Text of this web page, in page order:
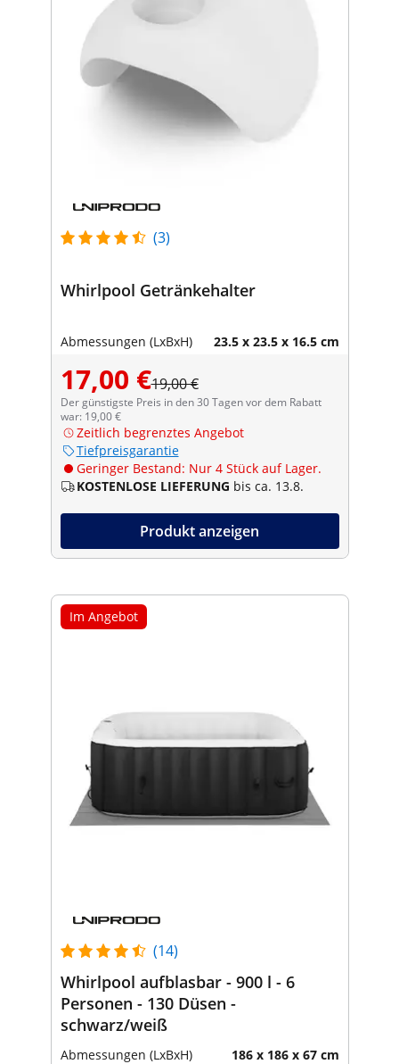
(3)
Whirlpool Getränkehalter
Abmessungen (LxBxH) 23.5 x 23.5 x 16.5 cm
17,00 €19,00 €
Der günstigste Preis in den 30 Tagen vor dem Rabatt
war: 19,00 €
Zeitlich begrenztes Angebot
Tiefpreisgarantie
Geringer Bestand: Nur 4 Stück auf Lager.
KOSTENLOSE LIEFERUNG bis ca. 13.8.
Produkt anzeigen
Im Angebot
(14)
Whirlpool aufblasbar - 900 l - 6
Personen - 130 Düsen -
schwarz/weiß
Abmessungen (LxBxH) 186 x 186 x 67 cm